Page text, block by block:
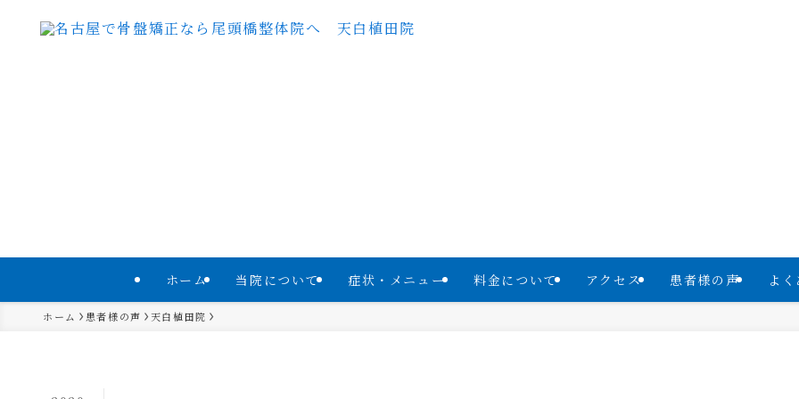
ホーム 当院について 症状・メニュー 料金について アクセス 患者様の声 よ
ホーム 患者様の声 天白植田院